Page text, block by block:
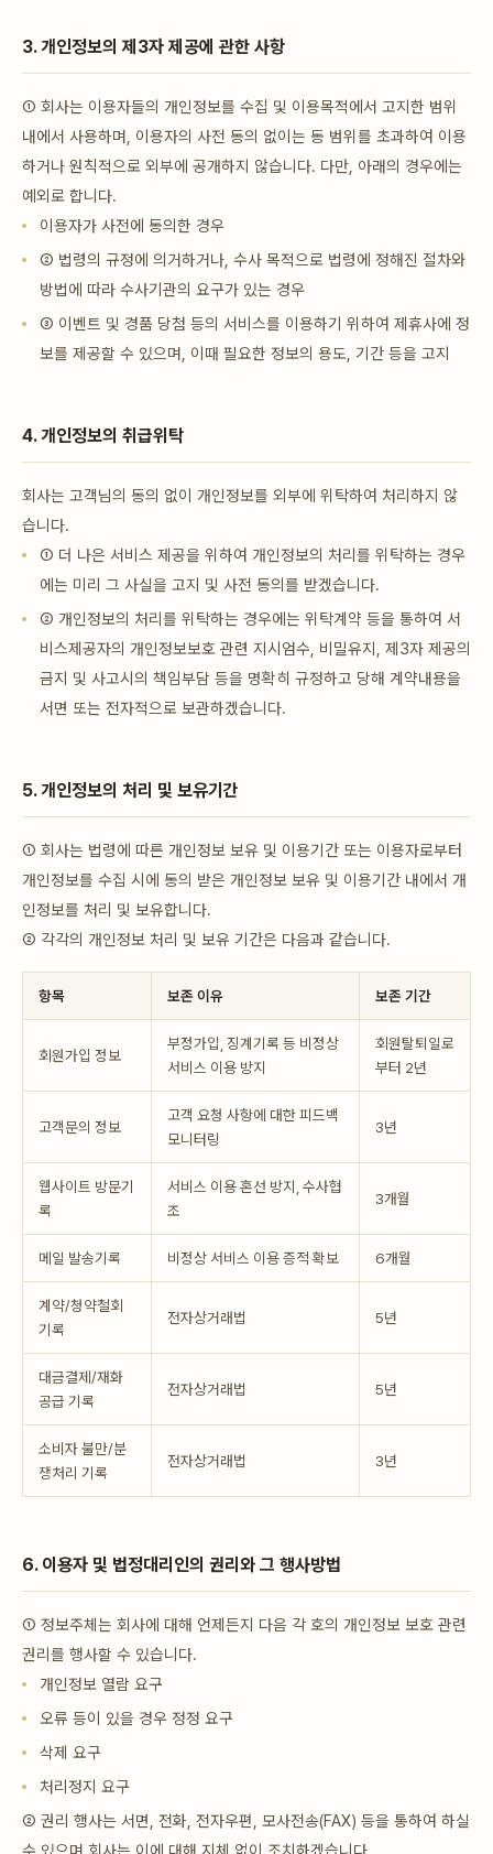
3. 개인정보의 제3자 제공에 관한 사항
① 회사는 이용자들의 개인정보를 수집 및 이용목적에서 고지한 범위
내에서 사용하며, 이용자의 사전 동의 없이는 동 범위를 초과하여 이용
하거나 원칙적으로 외부에 공개하지 않습니다. 다만, 아래의 경우에는
예외로 합니다.
이용자가 사전에 동의한 경우
② 법령의 규정에 의거하거나, 수사 목적으로 법령에 정해진 절차와
방법에 따라 수사기관의 요구가 있는 경우
③ 이벤트 및 경품 당첨 등의 서비스를 이용하기 위하여 제휴사에 정
보를 제공할 수 있으며, 이때 필요한 정보의 용도, 기간 등을 고지
4. 개인정보의 취급위탁
회사는 고객님의 동의 없이 개인정보를 외부에 위탁하여 처리하지 않
습니다.
① 더 나은 서비스 제공을 위하여 개인정보의 처리를 위탁하는 경우
에는 미리 그 사실을 고지 및 사전 동의를 받겠습니다.
② 개인정보의 처리를 위탁하는 경우에는 위탁계약 등을 통하여 서
비스제공자의 개인정보보호 관련 지시엄수, 비밀유지, 제3자 제공의
금지 및 사고시의 책임부담 등을 명확히 규정하고 당해 계약내용을
서면 또는 전자적으로 보관하겠습니다.
5. 개인정보의 처리 및 보유기간
① 회사는 법령에 따른 개인정보 보유 및 이용기간 또는 이용자로부터
개인정보를 수집 시에 동의 받은 개인정보 보유 및 이용기간 내에서 개
인정보를 처리 및 보유합니다.
② 각각의 개인정보 처리 및 보유 기간은 다음과 같습니다.
항목 보존 이유 보존 기간
회원가입 정보
부정가입, 징계기록 등 비정상
서비스 이용 방지
회원탈퇴일로
부터 2년
고객문의 정보
고객 요청 사항에 대한 피드백
모니터링
3년
웹사이트 방문기
록
서비스 이용 혼선 방지, 수사협
조
3개월
메일 발송기록 비정상 서비스 이용 증적 확보 6개월
계약/청약철회
기록
전자상거래법 5년
대금결제/재화
공급 기록
전자상거래법 5년
소비자 불만/분
쟁처리 기록
전자상거래법 3년
6. 이용자 및 법정대리인의 권리와 그 행사방법
① 정보주체는 회사에 대해 언제든지 다음 각 호의 개인정보 보호 관련
권리를 행사할 수 있습니다.
개인정보 열람 요구
오류 등이 있을 경우 정정 요구
삭제 요구
처리정지 요구
② 권리 행사는 서면, 전화, 전자우편, 모사전송(FAX) 등을 통하여 하실
수 있으며 회사는 이에 대해 지체 없이 조치하겠습니다.